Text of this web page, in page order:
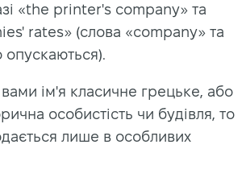
«the printer's company» та
rates» (слова «company» та
ім'я класичне грецьке, або
особистість чи будівля, то
лише в особливих